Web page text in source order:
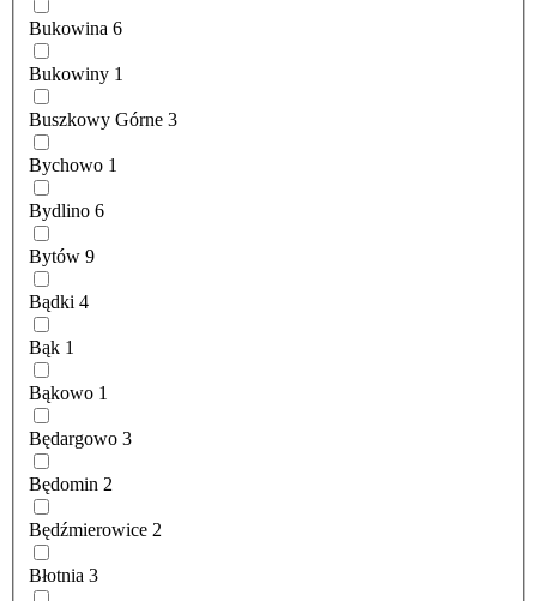
Bukowina 6
Bukowiny 1
Buszkowy Górne 3
Bychowo 1
Bydlino 6
Bytów 9
Bądki 4
Bąk 1
Bąkowo 1
Będargowo 3
Będomin 2
Będźmierowice 2
Błotnia 3